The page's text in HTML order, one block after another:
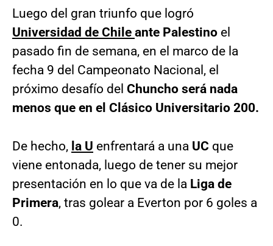
Luego del gran triunfo que logró
Universidad de Chile ante Palestino el
pasado fin de semana, en el marco de la
fecha 9 del Campeonato Nacional, el
próximo desafío del Chuncho será nada
menos que en el Clásico Universitario 200.
De hecho, la U enfrentará a una UC que
viene entonada, luego de tener su mejor
presentación en lo que va de la Liga de
Primera, tras golear a Everton por 6 goles a
0.